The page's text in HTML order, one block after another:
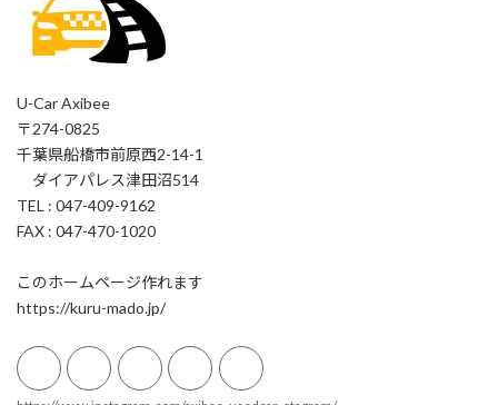
U-Car Axibee
〒274-0825
千葉県船橋市前原西2-14-1
ダイアパレス津田沼514
TEL : 047-409-9162
FAX : 047-470-1020
このホームページ作れます
https://kuru-mado.jp/